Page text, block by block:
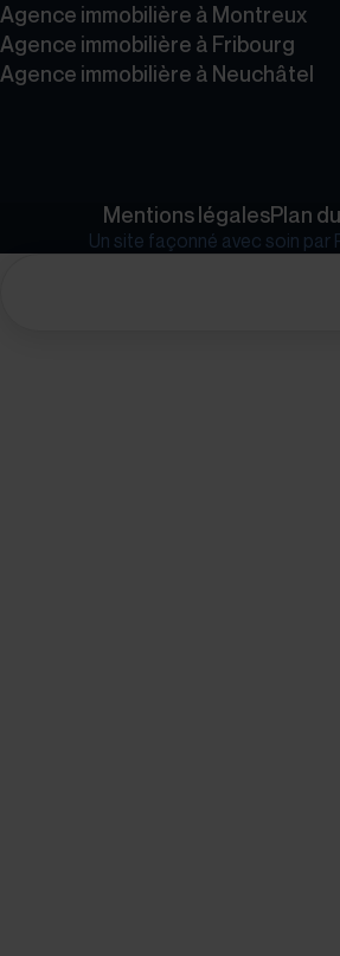
Agence immobilière à Montreux
Agence immobilière à Fribourg
Agence immobilière à Neuchâtel
Mentions légalesPlan
Un site façonné avec soin par